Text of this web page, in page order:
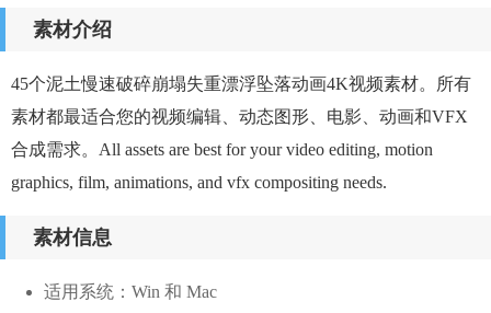
素材介绍
45个泥土慢速破碎崩塌失重漂浮坠落动画4K视频素材。所有
素材都最适合您的视频编辑、动态图形、电影、动画和VFX
合成需求。All assets are best for your video editing, motion
graphics, film, animations, and vfx compositing needs.
素材信息
适用系统：Win 和 Mac